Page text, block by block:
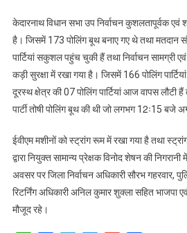
केदारनाथ विधान सभा उप निर्वाचन कुशलतापूर्वक एवं
है। जिसमें 173 पोलिंग बूथ बनाए गए थे तथा मतदान
पार्टियां सकुशल पहुंच चुकी हैं तथा निर्वाचन सामग्री
कड़ी सुरक्षा में रखा गया है। जिसमें 166 पोलिंग
दूरस्थ क्षेत्र की 07 पोलिंग पार्टियां आज वापस लौटी
पार्टी तोषी पोलिंग बूथ की थी जो लगभग 12ः15 बजे
ईवीएम मशीनों को स्ट्रांग रूम में रखा गया है तथा
द्वारा नियुक्त सामान्य प्रेक्षक विनोद शेषन की
अवसर पर जिला निर्वाचन अधिकारी सौरभ गहरवार,
रिटर्निंग अधिकारी अनिल कुमार शुक्ला सहित भाजपा
मौजूद रहे।